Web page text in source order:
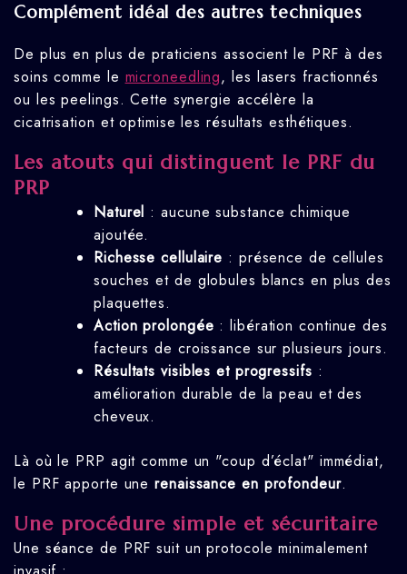
Complément idéal des autres techniques
De plus en plus de praticiens associent le PRF à des
soins comme le microneedling, les lasers fractionnés
ou les peelings. Cette synergie accélère la
cicatrisation et optimise les résultats esthétiques.
Les atouts qui distinguent le PRF du
PRP
Naturel : aucune substance chimique
ajoutée.
Richesse cellulaire : présence de cellules
souches et de globules blancs en plus des
plaquettes.
Action prolongée : libération continue des
facteurs de croissance sur plusieurs jours.
Résultats visibles et progressifs :
amélioration durable de la peau et des
cheveux.
Là où le PRP agit comme un "coup d’éclat" immédiat,
le PRF apporte unerenaissance en profondeur.
Une procédure simple et sécuritaire
Une séance de PRF suit un protocole minimalement